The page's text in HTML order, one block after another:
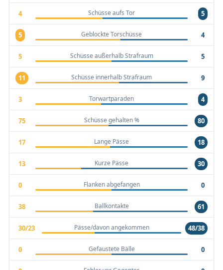
4 Schüsse aufs Tor 5
5 Geblockte Torschüsse 4
5 Schüsse außerhalb Strafraum 5
11 Schüsse innerhalb Strafraum 9
3 Torwartparaden 4
75 Schüsse gehalten % 80
17 Lange Pässe 18
13 Kurze Pässe 30
0 Flanken abgefangen 0
38 Ballkontakte 61
30/23 Pässe/davon angekommen 48/38
0 Gefaustete Bälle 0